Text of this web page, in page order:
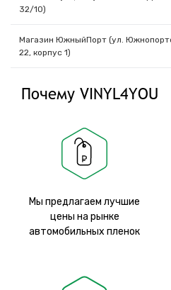
32/10)
Магазин ЮжныйПорт (ул.
22, корпус 1)
Почему VINYL4YOU
Мы предлагаем лучшие
цены на рынке
автомобильных пленок